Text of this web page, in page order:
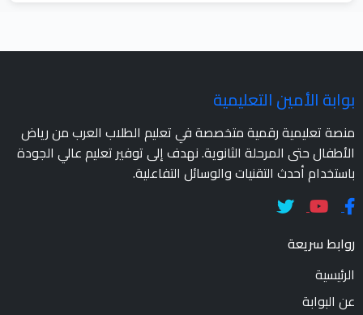
بوابة الأمين التعليمية
منصة تعليمية رقمية متخصصة في تعليم الطلاب العرب من رياض
الأطفال حتى المرحلة الثانوية. نهدف إلى توفير تعليم عالي الجودة
باستخدام أحدث التقنيات والوسائل التفاعلية.
روابط سريعة
الرئيسية
عن البوابة